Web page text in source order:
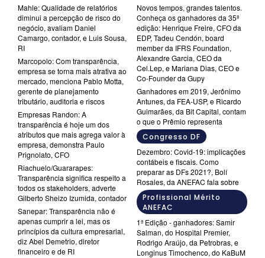
Mahle: Qualidade de relatórios
diminui a percepção de risco do
negócio, avaliam Daniel
Camargo, contador, e Luis Sousa,
RI
Marcopolo: Com transparência,
empresa se torna mais atrativa ao
mercado, menciona Pablo Motta,
gerente de planejamento
tributário, auditoria e riscos
Empresas Randon: A
transparência é hoje um dos
atributos que mais agrega valor à
empresa, demonstra Paulo
Prignolato, CFO
Riachuelo/Guararapes:
Transparência significa respeito a
todos os stakeholders, adverte
Gilberto Sheizo Izumida, contador
Sanepar: Transparência não é
apenas cumprir a lei, mas os
princípios da cultura empresarial,
diz Abel Demetrio, diretor
financeiro e de RI
Novos tempos, grandes talentos.
Conheça os ganhadores da 35ª
edição: Henrique Freire, CFO da
EDP, Tadeu Cendón, board
member da IFRS Foundation,
Alexandre Garcia, CEO da
Cel.Lep, e Mariana Dias, CEO e
Co-Founder da Gupy
Ganhadores em 2019, Jerônimo
Antunes, da FEA-USP, e Ricardo
Guimarães, da Bit Capital, contam
o que o Prêmio representa
Congresso DF
Dezembro: Covid-19: implicações
contábeis e fiscais. Como
preparar as DFs 2021?, Bolí
Rosales, da ANEFAC fala sobre
Profissional Mérito
ANEFAC
1ª Edição - ganhadores: Samir
Salman, do Hospital Premier,
Rodrigo Araújo, da Petrobras, e
Longinus Timochenco, do KaBuM